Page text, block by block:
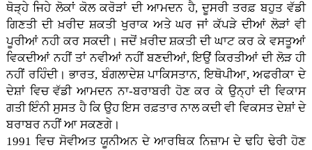
ਥੋੜ੍ਹੇ ਜਿਹੇ ਲੋਕਾਂ ਕੋਲ ਕਰੋੜਾਂ ਦੀ ਆਮਦਨ ਹੈ, ਦੂਸਰੀ ਤਰਫ਼ ਬਹੁਤ ਵੱਡੀ
ਗਿਣਤੀ ਦੀ ਖ਼ਰੀਦ ਸ਼ਕਤੀ ਖੁਰਾਕ ਅਤੇ ਘਰ ਜਾਂ ਕੱਪੜੇ ਦੀਆਂ ਲੋੜਾਂ ਵੀ
ਪੂਰੀਆਂ ਨਹੀ ਕਰ ਸਕਦੀ। ਜਦੋਂ ਖ਼ਰੀਦ ਸ਼ਕਤੀ ਦੀ ਘਾਟ ਕਰ ਕੇ ਵਸਤੂਆਂ
ਵਿਕਦੀਆਂ ਨਹੀਂ ਤਾਂ ਨਵੀਆਂ ਨਹੀਂ ਬਣਦੀਆਂ, ਇਉਂ ਕਿਰਤੀਆਂ ਦੀ ਲੋੜ ਹੀ
ਨਹੀਂ ਰਹਿੰਦੀ। ਭਾਰਤ, ਬੰਗਲਾਦੇਸ਼ ਪਾਕਿਸਤਾਨ, ਇਥੋਪੀਆ, ਅਫਰੀਕਾ ਦੇ
ਦੇਸ਼ਾਂ ਵਿਚ ਵੱਡੀ ਆਮਦਨ ਨਾ-ਬਰਾਬਰੀ ਹੋਣ ਕਰ ਕੇ ਉਨ੍ਹਾਂ ਦੀ ਵਿਕਾਸ
ਗਤੀ ਇੰਨੀ ਸੁਸਤ ਹੈ ਕਿ ਉਹ ਇਸ ਰਫ਼ਤਾਰ ਨਾਲ ਕਦੀ ਵੀ ਵਿਕਸਤ ਦੇਸ਼ਾਂ ਦੇ
ਬਰਾਬਰ ਨਹੀਂ ਆ ਸਕਣਗੇ।
1991 ਵਿਚ ਸੋਵੀਅਤ ਯੂਨੀਅਨ ਦੇ ਆਰਥਿਕ ਨਿਜ਼ਾਮ ਦੇ ਢਹਿ ਢੇਰੀ ਹੋਣ